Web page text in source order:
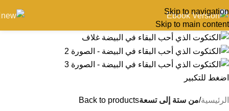
Skip to navigation
Skip to main content
اضغط للتكبير
الرئيسية من ستة إلى تسعةBack to products